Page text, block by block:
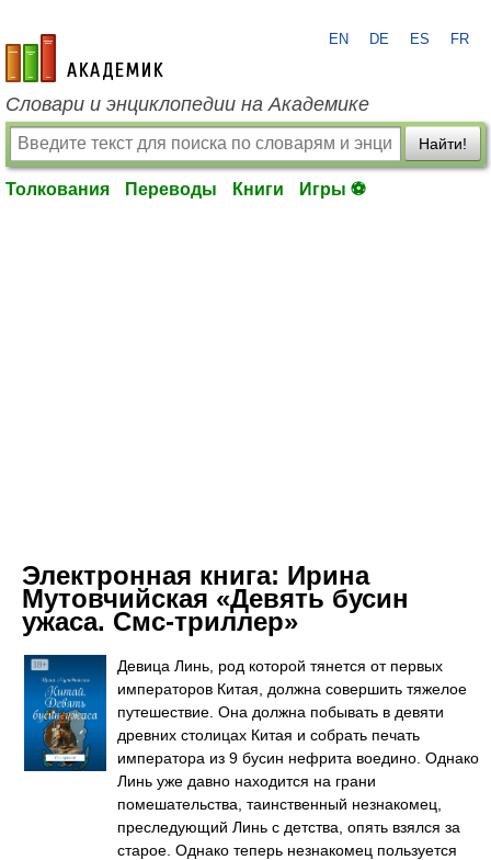
academic.ru
EN DE ES FR
Словари и энциклопедии на Академике
Найти!
Толкования Переводы Книги Игры ⚽
Электронная книга: Ирина
Мутовчийская «Девять бусин
ужаса. Смс-триллер»
Девица Линь, род которой тянется от первых
императоров Китая, должна совершить тяжелое
путешествие. Она должна побывать в девяти
древних столицах Китая и собрать печать
императора из 9 бусин нефрита воедино. Однако
Линь уже давно находится на грани
помешательства, таинственный незнакомец,
преследующий Линь с детства, опять взялся за
старое. Однако теперь незнакомец пользуется